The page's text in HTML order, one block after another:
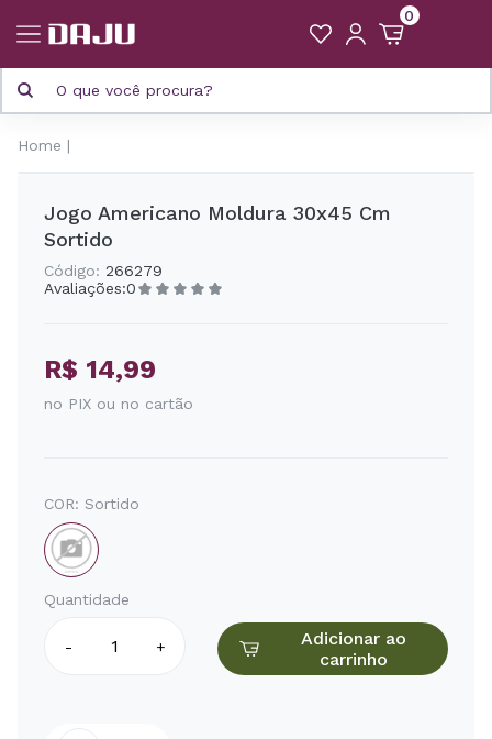
0
Home
Jogo Americano Moldura 30x45 Cm
Sortido
Código: 266279
Avaliações:0
R$ 14,99
no PIX ou no cartão
COR: Sortido
Quantidade
- +
Adicionar ao
carrinho